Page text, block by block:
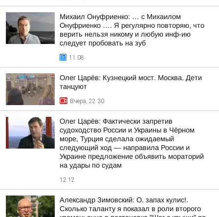
Михаил Онуфриенко: … с Михаилом
Онуфриенко …. Я регулярно повторяю, что
верить нельзя никому и любую инф-ию
следует пробовать на зуб
11:08
Олег Царёв: Кузнецкий мост. Москва. Дети
танцуют
Вчера, 22:30
Олег Царёв: Фактически запретив
судоходство России и Украины в Чёрном
море, Турция сделала ожидаемый
следующий ход — направила России и
Украине предложение объявить мораторий
на удары по судам
12:12
Александр Зимовский: О. запах кулис!.
Сколько таланту я показал в роли второго